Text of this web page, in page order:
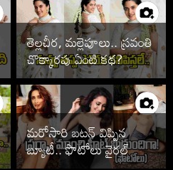
తెల్లచీర, మల్లెపూలు.. స్రవంతి
చొక్కారపు ఏంటి కథ?
మరోసారి బటన్ విప్పిన
బ్యూటీ.. ఫొటోలు వైరల్